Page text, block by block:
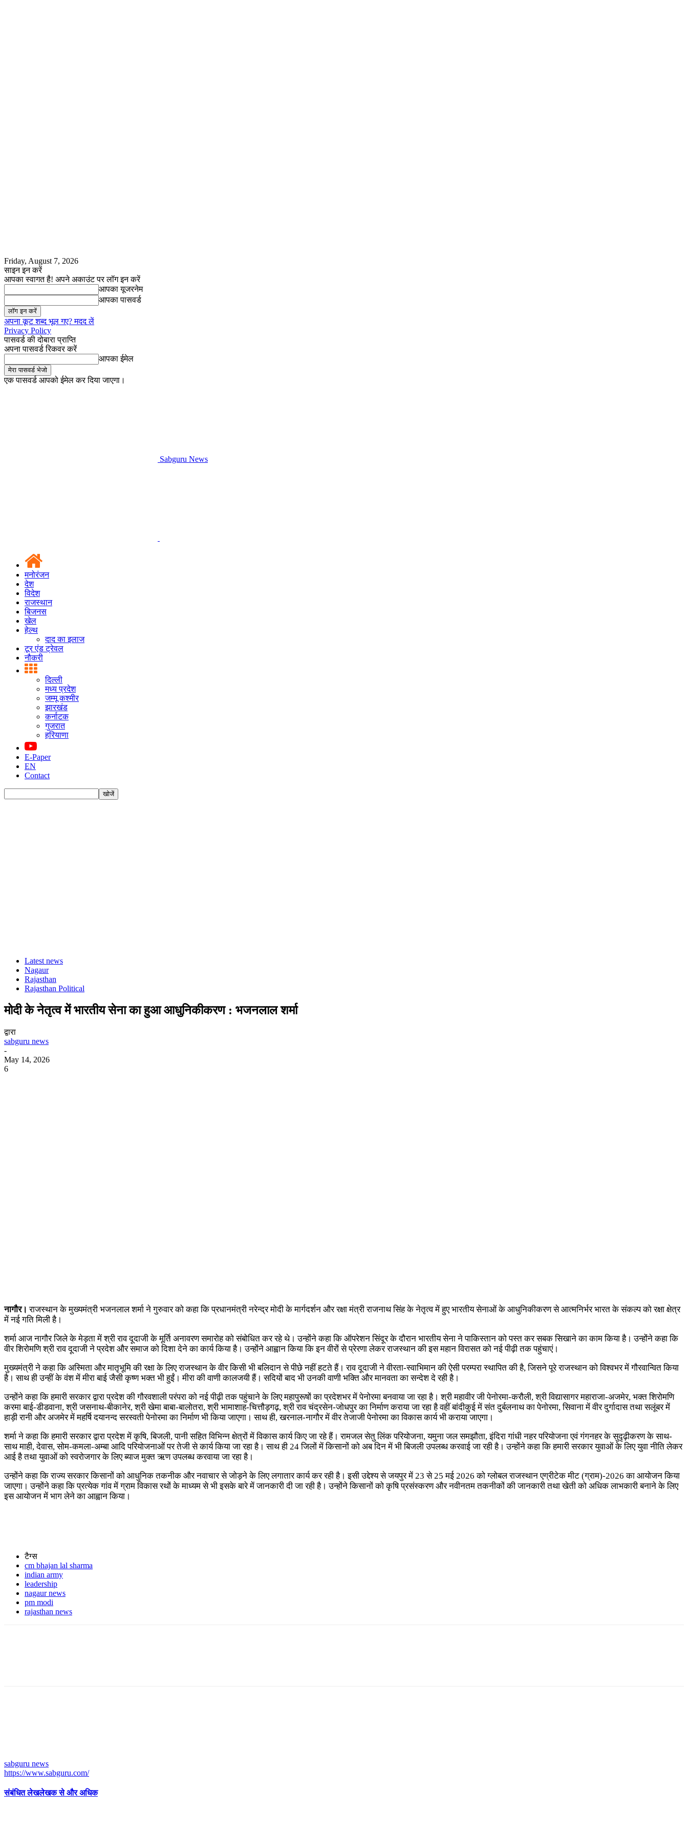
Friday, August 7, 2026
साइन इन करें
आपका स्वागत है! अपने अकाउंट पर लॉग इन करें
आपका यूजरनेम
आपका पासवर्ड
अपना कूट शब्द भूल गए? मदद लें
Privacy Policy
पासवर्ड की दोबारा प्राप्ति
अपना पासवर्ड रिकवर करें
आपका ईमेल
एक पासवर्ड आपको ईमेल कर दिया जाएगा।
Sabguru News
मनोरंजन
देश
विदेश
राजस्थान
बिजनस
खेल
हेल्थ
दाद का इलाज
टूर एंड ट्रेवल
नौकरी
दिल्ली
मध्य प्रदेश
जम्मू कश्मीर
झारखंड
कर्नाटक
गुजरात
हरियाणा
E-Paper
EN
Contact
Latest news
Nagaur
Rajasthan
Rajasthan Political
मोदी के नेतृत्व में भारतीय सेना का हुआ आधुनिकीकरण : भजनलाल शर्मा
द्वारा
sabguru news
-
May 14, 2026
6
नागौर। राजस्थान के मुख्यमंत्री भजनलाल शर्मा ने गुरुवार को कहा कि प्रधानमंत्री नरेन्द्र मोदी के मार्गदर्शन और रक्षा मंत्री राजनाथ सिंह के नेतृत्व में हुए भारतीय सेनाओं के आधुनिकीकरण से आत्मनिर्भर भारत के संकल्प को रक्षा क्षेत्र
में नई गति मिली है।
शर्मा आज नागौर जिले के मेड़ता में श्री राव दूदाजी के मूर्ति अनावरण समारोह को संबोधित कर रहे थे। उन्होंने कहा कि ऑपरेशन सिंदूर के दौरान भारतीय सेना ने पाकिस्तान को पस्त कर सबक सिखाने का काम किया है। उन्होंने कहा कि
वीर शिरोमणि श्री राव दूदाजी ने प्रदेश और समाज को दिशा देने का कार्य किया है। उन्होंने आह्वान किया कि इन वीरों से प्रेरणा लेकर राजस्थान की इस महान विरासत को नई पीढ़ी तक पहुंचाएं।
मुख्यमंत्री ने कहा कि अस्मिता और मातृभूमि की रक्षा के लिए राजस्थान के वीर किसी भी बलिदान से पीछे नहीं हटते हैं। राव दूदाजी ने वीरता-स्वाभिमान की ऐसी परम्परा स्थापित की है, जिसने पूरे राजस्थान को विश्वभर में गौरवान्वित किया
है। साथ ही उन्हीं के वंश में मीरा बाई जैसी कृष्ण भक्त भी हुईं। मीरा की वाणी कालजयी हैं। सदियों बाद भी उनकी वाणी भक्ति और मानवता का सन्देश दे रही है।
उन्होंने कहा कि हमारी सरकार द्वारा प्रदेश की गौरवशाली परंपरा को नई पीढ़ी तक पहुंचाने के लिए महापुरूषों का प्रदेशभर में पेनोरमा बनवाया जा रहा है। श्री महावीर जी पेनोरमा-करौली, श्री विद्यासागर महाराजा-अजमेर, भक्त शिरोमणि
करमा बाई-डीडवाना, श्री जसनाथ-बीकानेर, श्री खेमा बाबा-बालोतरा, श्री भामाशाह-चित्तौड़गढ़, श्री राव चंद्रसेन-जोधपुर का निर्माण कराया जा रहा है वहीं बांदीकुई में संत दुर्बलनाथ का पेनोरमा, सिवाना में वीर दुर्गादास तथा सलूंबर में
हाड़ी रानी और अजमेर में महर्षि दयानन्द सरस्वती पेनोरमा का निर्माण भी किया जाएगा। साथ ही, खरनाल-नागौर में वीर तेजाजी पेनोरमा का विकास कार्य भी कराया जाएगा।
शर्मा ने कहा कि हमारी सरकार द्वारा प्रदेश में कृषि, बिजली, पानी सहित विभिन्न क्षेत्रों में विकास कार्य किए जा रहे हैं। रामजल सेतु लिंक परियोजना, यमुना जल समझौता, इंदिरा गांधी नहर परियोजना एवं गंगनहर के सुदृढ़ीकरण के साथ-
साथ माही, देवास, सोम-कमला-अम्बा आदि परियोजनाओं पर तेजी से कार्य किया जा रहा है। साथ ही 24 जिलों में किसानों को अब दिन में भी बिजली उपलब्ध करवाई जा रही है। उन्होंने कहा कि हमारी सरकार युवाओं के लिए युवा नीति लेकर
आई है तथा युवाओं को स्वरोजगार के लिए ब्याज मुक्त ऋण उपलब्ध करवाया जा रहा है।
उन्होंने कहा कि राज्य सरकार किसानों को आधुनिक तकनीक और नवाचार से जोड़ने के लिए लगातार कार्य कर रही है। इसी उद्देश्य से जयपुर में 23 से 25 मई 2026 को ग्लोबल राजस्थान एग्रीटेक मीट (ग्राम)-2026 का आयोजन किया
जाएगा। उन्होंने कहा कि प्रत्येक गांव में ग्राम विकास रथों के माध्यम से भी इसके बारे में जानकारी दी जा रही है। उन्होंने किसानों को कृषि प्रसंस्करण और नवीनतम तकनीकों की जानकारी तथा खेती को अधिक लाभकारी बनाने के लिए
इस आयोजन में भाग लेने का आह्वान किया।
टैग्स
cm bhajan lal sharma
indian army
leadership
nagaur news
pm modi
rajasthan news
sabguru news
https://www.sabguru.com/
संबंधित लेखलेखक से और अधिक